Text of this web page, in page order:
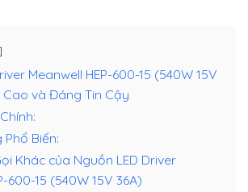
Meanwell HEP-600-15 (540W 15V
Cao và Đáng Tin Cậy
Phổ Biến:
Khác của Nguồn LED Driver
600-15 (540W 15V 36A)